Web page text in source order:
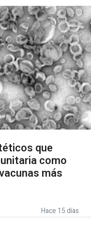
que
como
más
Hace 15 días